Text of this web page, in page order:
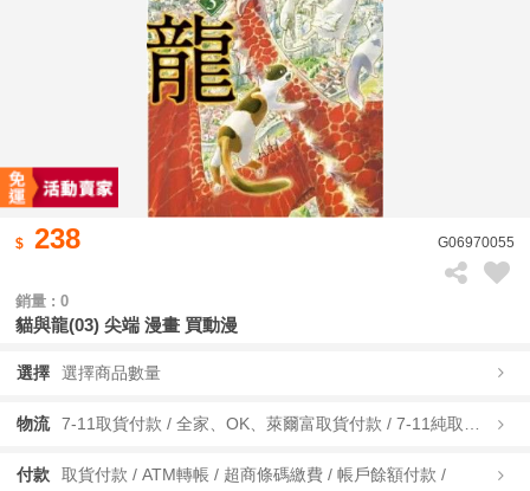
238 G06970055
銷量 : 0
貓與龍(03) 尖端 漫畫 買動漫
選擇 選擇商品數量
物流
付款 取貨付款 / ATM轉帳 / 超商條碼繳費 / 帳戶餘額付款 /